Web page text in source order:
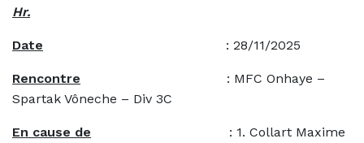
Hr.
Date : 28/11/2025
Rencontre : MFC Onhaye –
Spartak Vôneche – Div 3C
En cause de
: 1. Collart Maxime